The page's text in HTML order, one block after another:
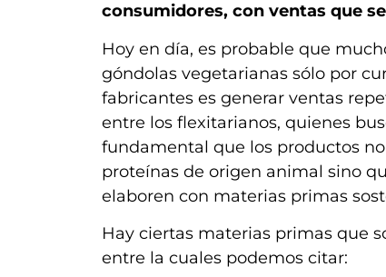
consumidores, con ventas que
Hoy en día, es probable que
góndolas vegetarianas sólo por
fabricantes es generar ventas
entre los flexitarianos, quienes
fundamental que los productos
proteínas de origen animal sino
elaboren con materias primas
Hay ciertas materias primas que
entre la cuales podemos citar: